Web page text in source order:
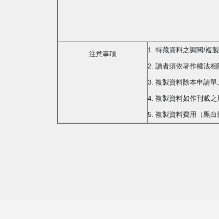
注意事項
1. 特藏資料之調閱/複
2. 讀者須依著作權法
3. 複製資料除本申請
4. 複製資料如作刊載
5. 複製資料費用（黑